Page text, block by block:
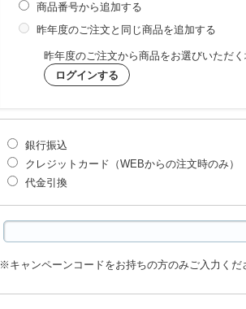
商品番号から追加する
昨年度のご注文と同じ商品を追加する
昨年度のご注文から商品をお選びいただ
ログインする
銀行振込
クレジットカード（WEBからの注文時のみ）
代金引換
※キャンペーンコードをお持ちの方のみご入力くだ